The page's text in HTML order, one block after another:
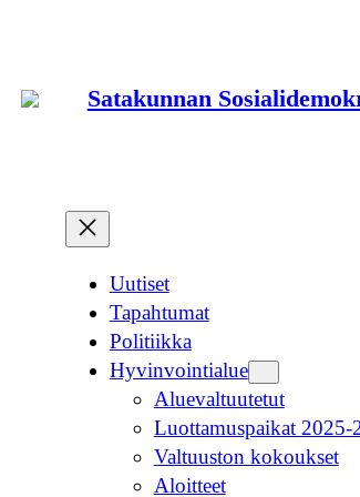
Satakunnan
Uutiset
Tapahtumat
Politiikka
Hyvinvointialue
Aluevaltuutetut
Luottamuspaikat 2025-
Valtuuston kokoukset
Aloitteet